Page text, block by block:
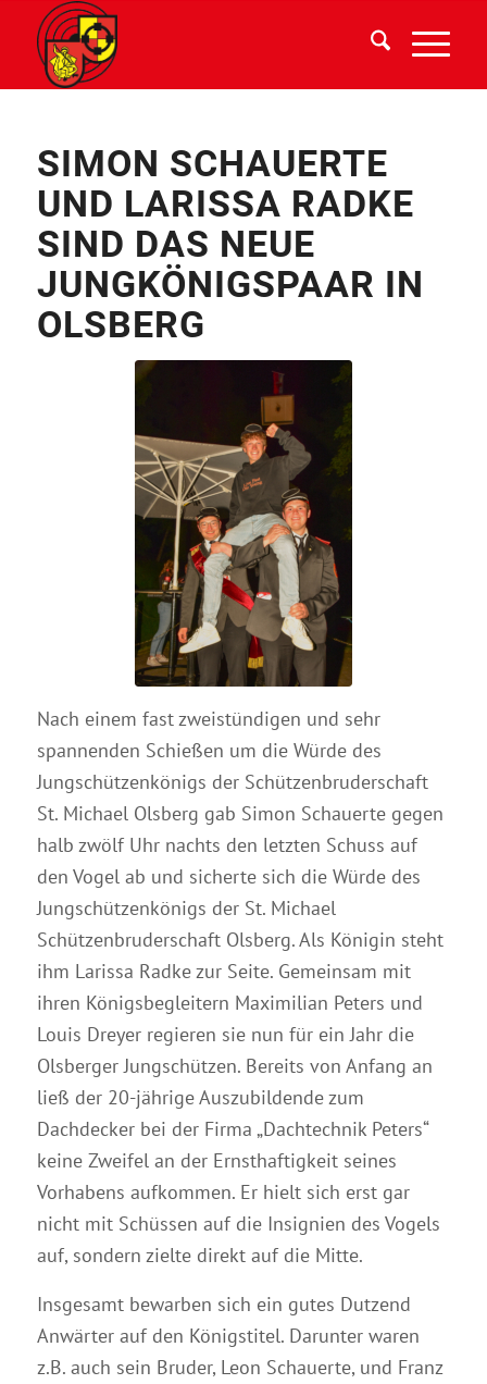
SIMON SCHAUERTE
UND LARISSA RADKE
SIND DAS NEUE
JUNGKÖNIGSPAAR IN
OLSBERG
Nach einem fast zweistündigen und sehr
spannenden Schießen um die Würde des
Jungschützenkönigs der Schützenbruderschaft
St. Michael Olsberg gab Simon Schauerte gegen
halb zwölf Uhr nachts den letzten Schuss auf
den Vogel ab und sicherte sich die Würde des
Jungschützenkönigs der St. Michael
Schützenbruderschaft Olsberg. Als Königin steht
ihm Larissa Radke zur Seite. Gemeinsam mit
ihren Königsbegleitern Maximilian Peters und
Louis Dreyer regieren sie nun für ein Jahr die
Olsberger Jungschützen. Bereits von Anfang an
ließ der 20-jährige Auszubildende zum
Dachdecker bei der Firma „Dachtechnik Peters“
keine Zweifel an der Ernsthaftigkeit seines
Vorhabens aufkommen. Er hielt sich erst gar
nicht mit Schüssen auf die Insignien des Vogels
auf, sondern zielte direkt auf die Mitte.
Insgesamt bewarben sich ein gutes Dutzend
Anwärter auf den Königstitel. Darunter waren
z.B. auch sein Bruder, Leon Schauerte, und Franz